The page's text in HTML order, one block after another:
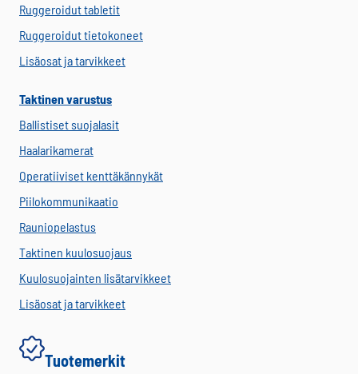
Ruggeroidut tabletit
Ruggeroidut tietokoneet
Lisäosat ja tarvikkeet
Taktinen varustus
Ballistiset suojalasit
Haalarikamerat
Operatiiviset kenttäkännykät
Piilokommunikaatio
Rauniopelastus
Taktinen kuulosuojaus
Kuulosuojainten lisätarvikkeet
Lisäosat ja tarvikkeet
Tuotemerkit